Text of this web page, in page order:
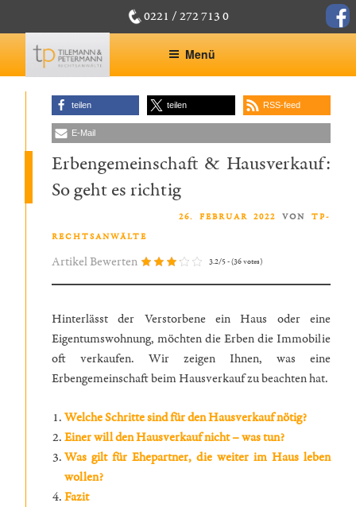
Inhalt
springen
0221 / 272 713 0
Menü
teilen teilen RSS-feed
E-Mail
Erbengemeinschaft & Hausverkauf:
So geht es richtig
26. FEBRUAR 2022 VONTP-
RECHTSANWÄLTE
Artikel Bewerten 3.2/5 - (36 votes)
Hinterlässt der Verstorbene ein Haus oder eine
Eigentumswohnung, möchten die Erben die Immobilie
oft verkaufen. Wir zeigen Ihnen, was eine
Erbengemeinschaft beim Hausverkauf zu beachten hat.
Welche Schritte sind für den Hausverkauf nötig?
Einer will den Hausverkauf nicht – was tun?
Was gilt für Ehepartner, die weiter im Haus leben
wollen?
Fazit